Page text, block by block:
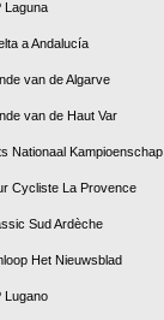
Laguna
a Andalucía
van de Algarve
van de Haut Var
Nationaal Kampioenschap
Cycliste La Provence
Sud Ardèche
Het Nieuwsblad
Lugano